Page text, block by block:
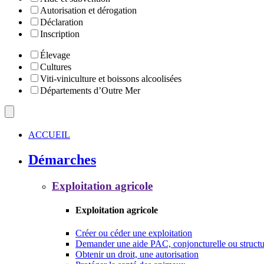
Autorisation et dérogation
Déclaration
Inscription
Élevage
Cultures
Viti-viniculture et boissons alcoolisées
Départements d’Outre Mer
ACCUEIL
Démarches
Exploitation agricole
Exploitation agricole
Créer ou céder une exploitation
Demander une aide PAC, conjoncturelle ou
Obtenir un droit, une autorisation